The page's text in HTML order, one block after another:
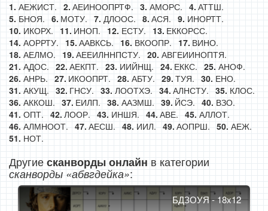
АЕЖИСТ. АЕИНООПРТФ. АМОРС.
АТТШ.
БНОЯ.
МОТУ. ДЛООС. АСЯ.
ИНОРТТ.
ИКОРХ.
ИНОП. ЕСТУ.
ЕККОРСС.
АОРРТУ.
ААВКСЬ. ВКООПР.
ВИНО.
АЕЛМО.
АЕЕИЛННПСТУ.
АВГЕИИНОПТЯ.
АДОС.
АЕКПТ. ИИЙНЩ. ЕККС.
АНОФ.
АНРЬ.
ИКООПРТ. АБТУ. ТУЯ.
ЕНО.
АКУЩ.
ГНСУ. ЛООТХЭ. АЛНСТУ.
КЛОС.
АККОШ.
ЕИЛП. ААЗМШ. ЙСЭ.
ВЗО.
ОПТ.
ЛООР. ИНШЯ. АВЕ.
АЛЛОТ.
АЛМНООТ.
АЕСШ. ИИЛ. АОПРШ.
АЕЖ.
НОТ.
Другиесканворды онлайн в категории
сканворды «абвгдейка»:
БДЗОУЯ - 18x12